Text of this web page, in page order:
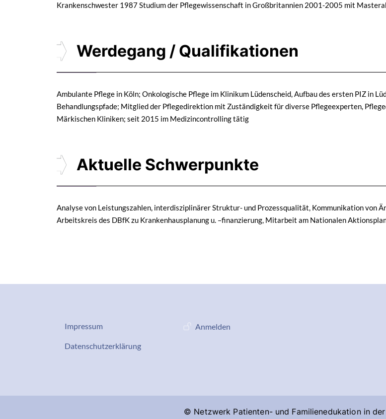
Krankenschwester 1987 Studium der Pflegewissenschaft in Großbritannien 2001-2005 mit
Werdegang / Qualifikationen
Ambulante Pflege in Köln; Onkologische Pflege im Klinikum Lüdenscheid, Aufbau des ersten PIZ in
Behandlungspfade; Mitglied der Pflegedirektion mit Zuständigkeit für diverse Pflegeexperten,
Märkischen Kliniken; seit 2015 im Medizincontrolling tätig
Aktuelle Schwerpunkte
Analyse von Leistungszahlen, interdisziplinärer Struktur- und Prozessqualität, Kommunikation von
Arbeitskreis des DBfK zu Krankenhausplanung u. –finanzierung, Mitarbeit am Nationalen
Datenschutz-Impressum
Impressum
Services
Datenschutzerklärung
Benutzermenü
Anmelden
© Netzwerk Patienten- und Familienedukation in